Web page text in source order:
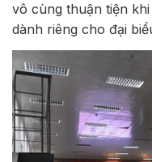
vô cùng thuận tiện
dành riêng cho đại